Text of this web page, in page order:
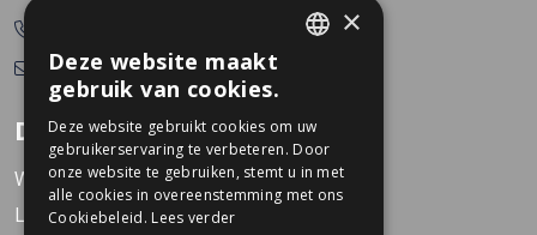
info@dekkerstweewielers.nl
Dekkers Tweewielers
Werken bij Dekkers
Locaties
×
Deze website maakt
gebruik van cookies.
Deze website gebruikt cookies om uw
gebruikerservaring te verbeteren. Door
onze website te gebruiken, stemt u in met
alle cookies in overeenstemming met ons
Cookiebeleid. Lees verder